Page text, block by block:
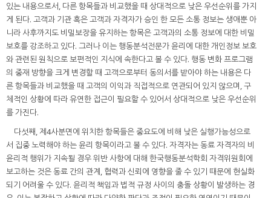
있는 내용으로서, 다른 항목들과 비교했을 때 상대적으로 낮은 우선순위를 가지
게 된다. 고객과 기관 혹은 고객과 자격자가 승인 한 모든 소통 정보는 생애뿐 아
니라 사후까지도 비밀보장을 유지하는 항목은 고객과의 소통 정보에 대한 비밀
보호를 강조하고 있다. 그러나 이는 행동분석전문가 윤리에 대한 개인정보 보호
와 관련된 원칙으로 보편적인 지식에 속한다고 볼 수 있다. 행동 변화 프로그램
의 중재 방향을 크게 변경할 때 고객으로부터 동의서를 받아야 하는 내용은 다
른 항목들과 비교했을 때 고객의 이익과 직접적으로 연관되어 있지 않으며, 구
체적인 상황에 따라 유연한 접근이 필요할 수 있어서 상대적으로 낮은 우선순위
를 가진다.
다섯째, 제4사분면에 위치한 항목들은 중요도에 비해 낮은 실행가능성으로
서 집중 노력해야 하는 윤리 항목이라고 볼 수 있다. 자격자는 동료 자격자의 비
윤리적 행위가 지속될 경우 위반 사항에 대해 한국행동분석학회 자격위원회에
보고하는 것은 동료 간의 관계, 협력과 신뢰에 영향을 줄 수 있기 때문에 현실화
되기 어려울 수 있다. 윤리적 책임과 법적 규정 사이의 충돌 상황이 발생하는 경